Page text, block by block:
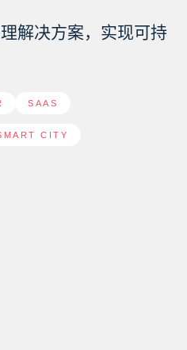
解决方案，实现可持
SAAS
CITY